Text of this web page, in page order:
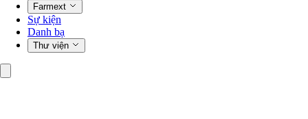
Farmext
Sự kiện
Danh bạ
Thư viện